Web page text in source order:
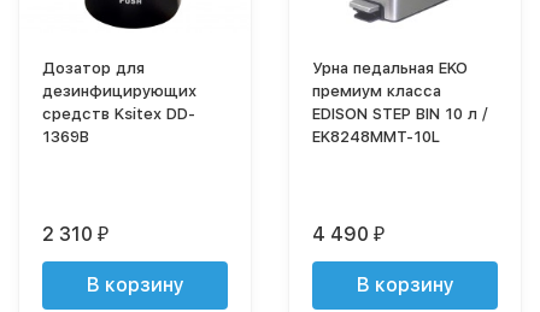
Дозатор для
дезинфицирующих
средств Ksitex DD-
1369B
2 310 ₽
В корзину
Урна педальная EKO
премиум класса
EDISON STEP BIN 10 л /
EK8248MMT-10L
4 490 ₽
В корзину